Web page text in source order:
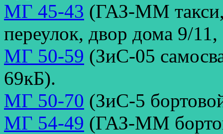
МГ 45-43 (ГАЗ-ММ
переулок, двор дома 9/
МГ 50-59 (ЗиС-05
69кБ).
МГ 50-70 (ЗиС-5
МГ 54-49 (ГАЗ-ММ